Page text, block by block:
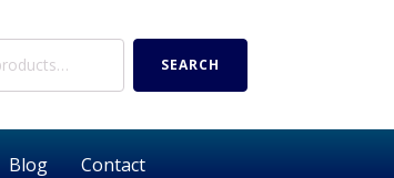
SEARCH
Blog Contact